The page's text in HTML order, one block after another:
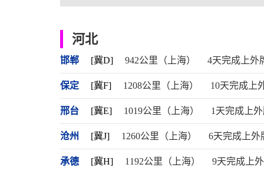
河北
邯郸 [冀D] 942公里（上海） 4天完成上外
保定 [冀F] 1208公里（上海） 10天完成上
邢台 [冀E] 1019公里（上海） 1天完成上
沧州 [冀J] 1260公里（上海） 6天完成上外
承德 [冀H] 1192公里（上海） 9天完成上